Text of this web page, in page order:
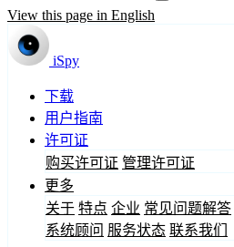
View this page in English
iSpy
下载
用户指南
许可证
购买许可证 管理许可证
更多
关于 特点 企业 常见问题解答
系统顾问 服务状态 联系我们